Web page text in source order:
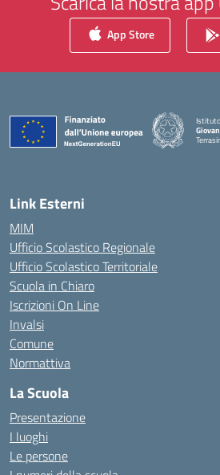
App Store
Link Esterni
MIM
Ufficio Scolastico Regionale
Ufficio Scolastico Territoriale
Scuola in Chiaro
Iscrizioni On Line
Invalsi
Comune
Normattiva
La Scuola
Presentazione
I luoghi
Le persone